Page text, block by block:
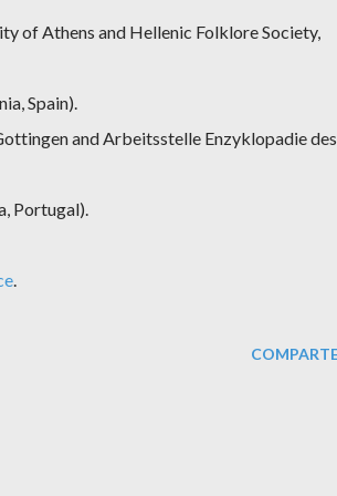
of Athens and Hellenic Folklore Society,
Spain).
and Arbeitsstelle Enzyklopadie des
Portugal).
.